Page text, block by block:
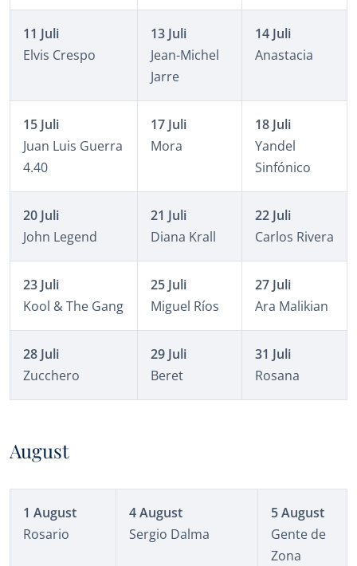
11 Juli
Elvis Crespo
13 Juli
Jean-Michel
Jarre
14 Juli
Anastacia
15 Juli
Juan Luis Guerra
4.40
17 Juli
Mora
18 Juli
Yandel
Sinfónico
20 Juli
John Legend
21 Juli
Diana Krall
22 Juli
Carlos Rivera
23 Juli
Kool & The Gang
25 Juli
Miguel Ríos
27 Juli
Ara Malikian
28 Juli
Zucchero
29 Juli
Beret
31 Juli
Rosana
August
1 August
Rosario
4 August
Sergio Dalma
5 August
Gente de
Zona